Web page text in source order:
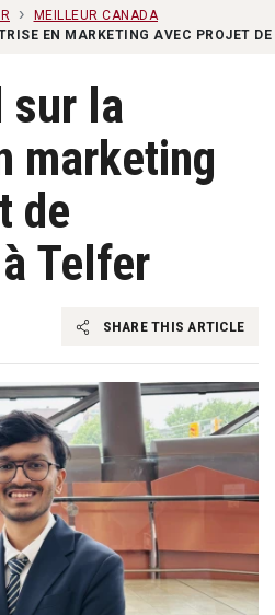
MEILLEUR CANADA
EN MARKETING AVEC PROJET DE
sur la
marketing
de
Telfer
SHARE THIS ARTICLE